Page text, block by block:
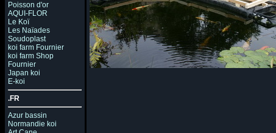
Poisson d'or
AQUI-FLOR
Le Koï
Les Naïades
Soudoplast
koi farm Fournier
koi farm Shop
Fournier
Japan koi
E-koi
.FR
Azur bassin
Normandie koi